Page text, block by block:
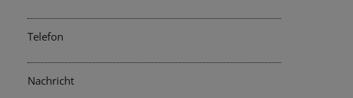
Telefon
Nachricht